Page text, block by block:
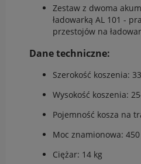
Zestaw z dwoma
ładowarką AL 101 -
przestojów na
Dane techniczne:
Szerokość koszenia:
Wysokość koszenia:
Pojemność kosza na
Moc znamionowa:
Ciężar: 14 kg